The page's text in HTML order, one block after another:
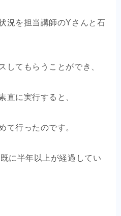
況を担当講師のYさんと石
してもらうことができ、
直に実行すると、
て行ったのです。
に半年以上が経過してい